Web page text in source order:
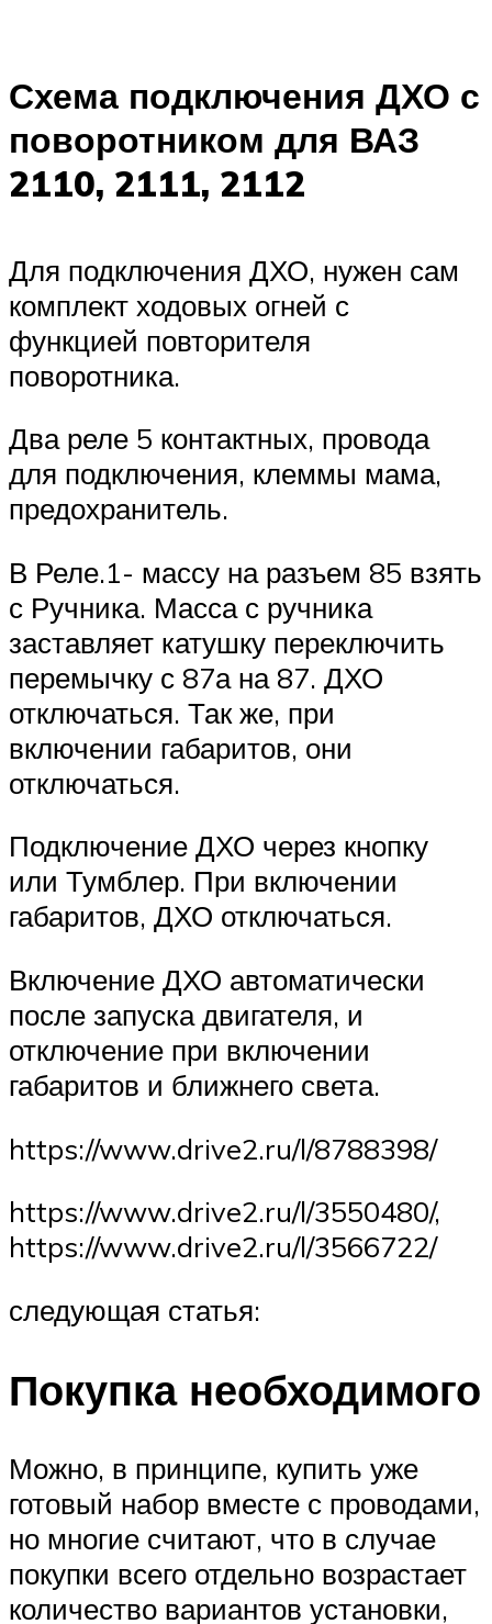
Схема подключения ДХО с
поворотником для ВАЗ
2110, 2111, 2112
Для подключения ДХО, нужен сам
комплект ходовых огней с
функцией повторителя
поворотника.
Два реле 5 контактных, провода
для подключения, клеммы мама,
предохранитель.
В Реле.1- массу на разъем 85 взять
с Ручника. Масса с ручника
заставляет катушку переключить
перемычку с 87а на 87. ДХО
отключаться. Так же, при
включении габаритов, они
отключаться.
Подключение ДХО через кнопку
или Тумблер. При включении
габаритов, ДХО отключаться.
Включение ДХО автоматически
после запуска двигателя, и
отключение при включении
габаритов и ближнего света.
https://www.drive2.ru/l/8788398/
https://www.drive2.ru/l/3550480/,
https://www.drive2.ru/l/3566722/
следующая статья:
Покупка необходимого
Можно, в принципе, купить уже
готовый набор вместе с проводами,
но многие считают, что в случае
покупки всего отдельно возрастает
количество вариантов установки,